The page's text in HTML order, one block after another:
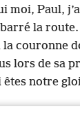
moi, Paul,
la route.
couronne
lors de sa
êtes notre